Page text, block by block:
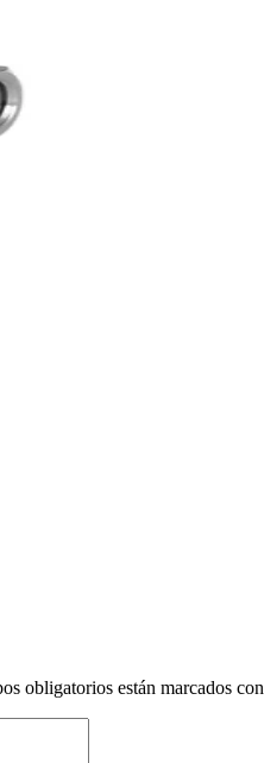
obligatorios están marcados con